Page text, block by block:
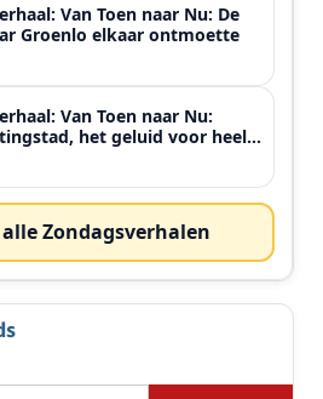
Van Toen naar Nu: De
Groenlo elkaar ontmoette
Van Toen naar Nu:
het geluid voor heel
Zondagsverhalen